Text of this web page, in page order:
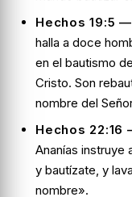
Hechos 19:5
halla a doce
en el bautismo
Cristo. Son
nombre del
Hechos
Ananías instruye
y bautízate, y
nombre».